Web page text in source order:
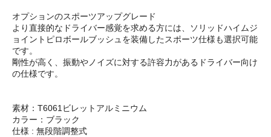
オプションのスポーツアップグレード
より直接的なドライバー感覚を求める方には、ソリッドハイムジ
ョイントピロボールブッシュを装備したスポーツ仕様も選択可能
です。
剛性が高く、振動やノイズに対する許容力があるドライバー向け
の仕様です。
素材：T6061ビレットアルミニウム
カラー：ブラック
仕様 : 無段階調整式